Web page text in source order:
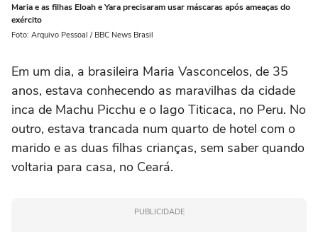
Maria e as filhas Eloah e Yara precisaram usar máscaras após ameaças do
exército
Foto: Arquivo Pessoal / BBC News Brasil
Em um dia, a brasileira Maria Vasconcelos, de 35
anos, estava conhecendo as maravilhas da cidade
inca de Machu Picchu e o lago Titicaca, no Peru. No
outro, estava trancada num quarto de hotel com o
marido e as duas filhas crianças, sem saber quando
voltaria para casa, no Ceará.
PUBLICIDADE